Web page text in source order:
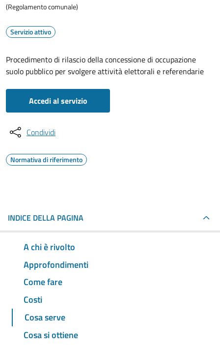
(Regolamento comunale)
Servizio attivo
Procedimento di rilascio della concessione di occupazione
suolo pubblico per svolgere attività elettorali e referendarie
Accedi al servizio
Condividi
Normativa di riferimento
INDICE DELLA PAGINA
A chi è rivolto
Approfondimenti
Come fare
Costi
Cosa serve
Cosa si ottiene